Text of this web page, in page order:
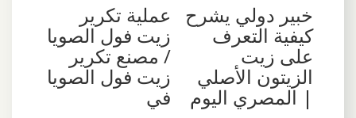
خبير دولي يشرح
كيفية التعرف
على زيت
الزيتون الأصلي
| المصري اليوم
عملية تكرير
زيت فول الصويا
/ مصنع تكرير
زيت فول الصويا
في